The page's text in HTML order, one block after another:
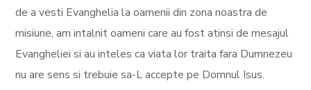
de a vesti Evanghelia la oamenii din zona noastra de
misiune, am intalnit oameni care au fost atinsi de mesajul
Evangheliei si au inteles ca viata lor traita fara Dumnezeu
nu are sens si trebuie sa-L accepte pe Domnul Isus.